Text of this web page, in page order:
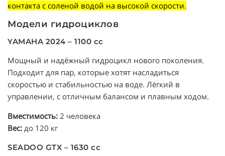
контакта с соленой водой на высокой скорости.
Модели гидроциклов
YAMAHA 2024 – 1100 cc
Мощный и надёжный гидроцикл нового поколения.
Подходит для пар, которые хотят насладиться
скоростью и стабильностью на воде. Лёгкий в
управлении, с отличным балансом и плавным ходом.
Вместимость: 2 человека
Вес: до 120 кг
SEADOO GTX – 1630 cc